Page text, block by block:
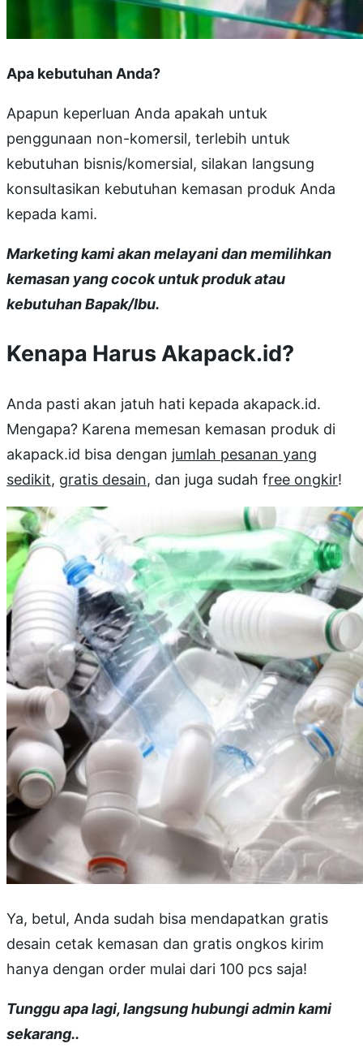
Apa kebutuhan Anda?
Apapun keperluan Anda apakah untuk
penggunaan non-komersil, terlebih untuk
kebutuhan bisnis/komersial, silakan langsung
konsultasikan kebutuhan kemasan produk Anda
kepada kami.
Marketing kami akan melayani dan memilihkan
kemasan yang cocok untuk produk atau
kebutuhan Bapak/Ibu.
Kenapa Harus Akapack.id?
Anda pasti akan jatuh hati kepada akapack.id.
Mengapa? Karena memesan kemasan produk di
akapack.id bisa dengan jumlah pesanan yang
sedikit, gratis desain, dan juga sudah free ongkir!
Ya, betul, Anda sudah bisa mendapatkan gratis
desain cetak kemasan dan gratis ongkos kirim
hanya dengan order mulai dari 100 pcs saja!
Tunggu apa lagi, langsung hubungi admin kami
sekarang..